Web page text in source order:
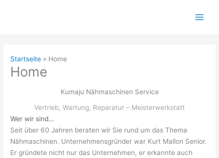
Startseite Home
Home
Kumaju Nähmaschinen Service
Vertrieb, Wartung, Reparatur – Meisterwerkstatt
Wer wir sind…
Seit über 60 Jahren beraten wir Sie rund um das Thema
Nähmaschinen. Unternehmensgründer war Kurt Mallon Senior.
Er gründete nicht nur das Unternehmen, er erkannte auch